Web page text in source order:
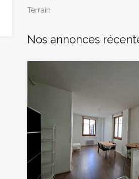
Terrain
Nos annonces